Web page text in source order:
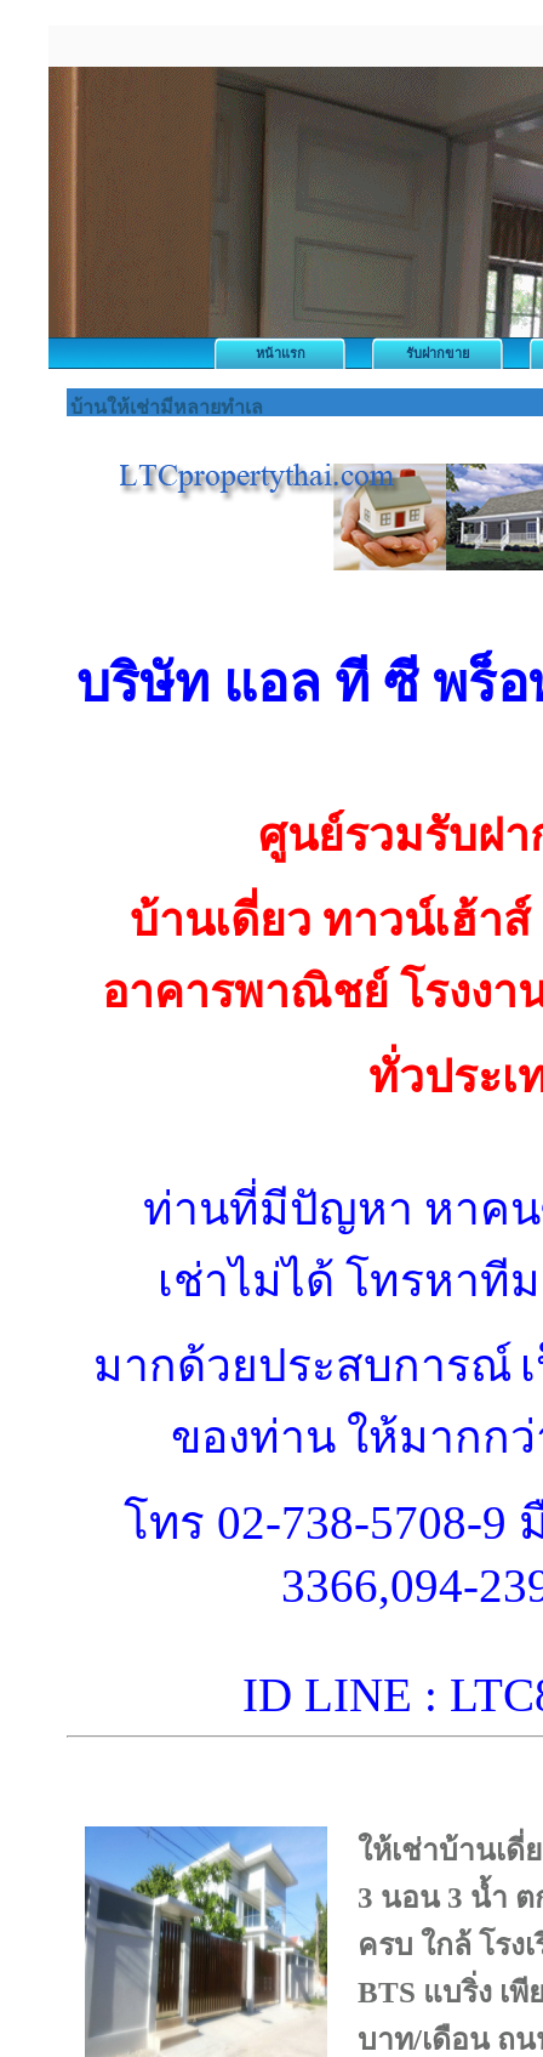
หน้าแรก รับฝากขาย
บ้านให้เช่ามีหลายทำเล
บริษัท แอล ที ซี พร็
ศูนย์รวมรับฝ
บ้านเดี่ยว ทาวน์เฮ้า
อาคารพาณิชย์ โรงงา
ทั่วประเ
ท่านที่มีปัญหา หาค
เช่าไม่ได้ โทรหาที
มากด้วยประสบการณ์
ของท่าน ให้มากก
โทร 02-738-5708-9
3366,094-
ID LINE :
ให้เช่าบ้านเดี่
3 นอน 3 น้ำ ต
ครบ ใกล้ โรง
BTS แบริ่ง เพี
บาท/เดือน ถ